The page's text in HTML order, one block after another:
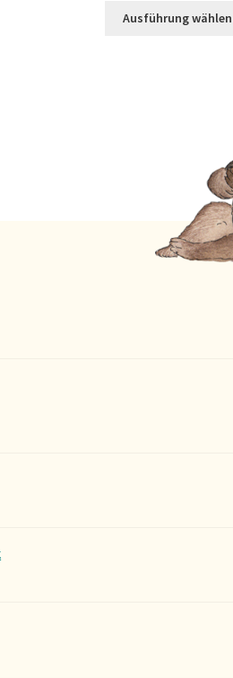
Ausführung wählen